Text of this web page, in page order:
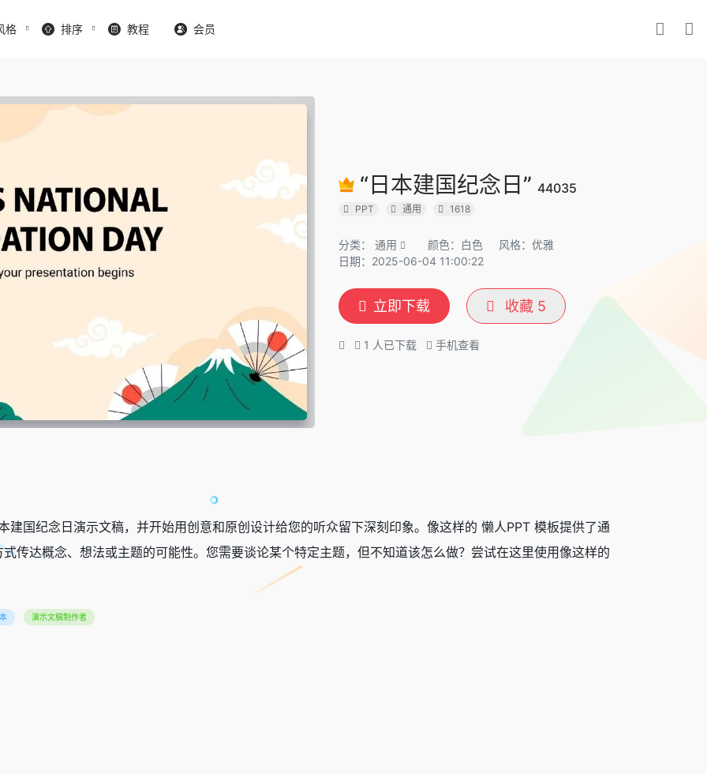
格 排序 教程 会员
“日本建国纪念日” 44035
PPT 通用 1618
分类： 通用 颜色：白色
风格：优雅
日期：2025-06-04 11:00:22
立即下载 收藏 5
1 人已下载 手机查看
国纪念日演示文稿，并开始用创意和原创设计给您的听众留下深刻印象。像这样的 懒人PPT 模板提供了通
传达概念、想法或主题的可能性。您需要谈论某个特定主题，但不知道该怎么做？尝试在这里使用像这样的
演示文稿制作者